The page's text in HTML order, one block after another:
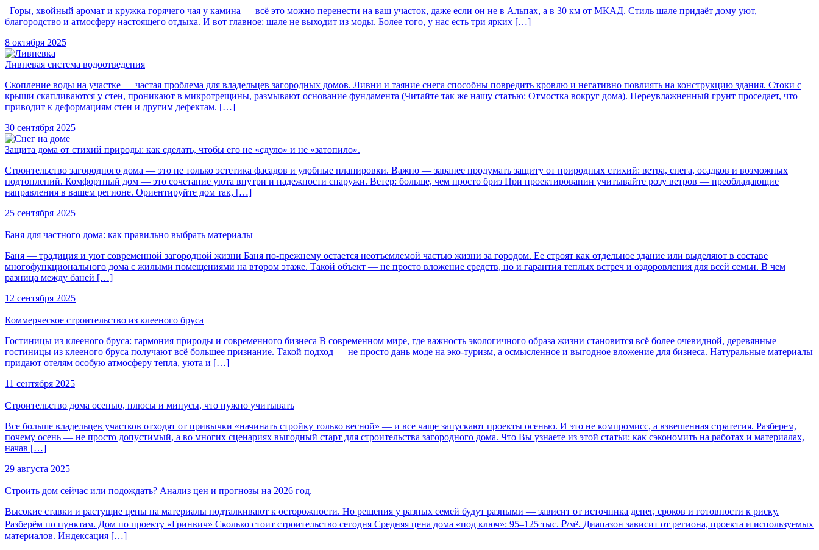
Горы, хвойный аромат и кружка горячего чая у камина — всё это можно перенести на ваш участок, даже если он не в Альпах, а в 30 км от МКАД. Стиль шале придаёт дому уют,
благородство и атмосферу настоящего отдыха. И вот главное: шале не выходит из моды. Более того, у нас есть три ярких […]
8 октября 2025
Ливневая система водоотведения
Скопление воды на участке — частая проблема для владельцев загородных домов. Ливни и таяние снега способны повредить кровлю и негативно повлиять на конструкцию здания. Стоки с
крыши скапливаются у стен, проникают в микротрещины, размывают основание фундамента (Читайте так же нашу статью: Отмостка вокруг дома). Переувлажненный грунт проседает, что
приводит к деформациям стен и другим дефектам. […]
30 сентября 2025
Защита дома от стихий природы: как сделать, чтобы его не «сдуло» и не «затопило».
Строительство загородного дома — это не только эстетика фасадов и удобные планировки. Важно — заранее продумать защиту от природных стихий: ветра, снега, осадков и возможных
подтоплений. Комфортный дом — это сочетание уюта внутри и надежности снаружи. Ветер: больше, чем просто бриз При проектировании учитывайте розу ветров — преобладающие
направления в вашем регионе. Ориентируйте дом так, […]
25 сентября 2025
Баня для частного дома: как правильно выбрать материалы
Баня — традиция и уют современной загородной жизни Баня по-прежнему остается неотъемлемой частью жизни за городом. Ее строят как отдельное здание или выделяют в составе
многофункционального дома с жилыми помещениями на втором этаже. Такой объект — не просто вложение средств, но и гарантия теплых встреч и оздоровления для всей семьи. В чем
разница между баней […]
12 сентября 2025
Коммерческое строительство из клееного бруса
Гостиницы из клееного бруса: гармония природы и современного бизнеса В современном мире, где важность экологичного образа жизни становится всё более очевидной, деревянные
гостиницы из клееного бруса получают всё большее признание. Такой подход — не просто дань моде на эко-туризм, а осмысленное и выгодное вложение для бизнеса. Натуральные материалы
придают отелям особую атмосферу тепла, уюта и […]
11 сентября 2025
Строительство дома осенью, плюсы и минусы, что нужно учитывать
Все больше владельцев участков отходят от привычки «начинать стройку только весной» — и все чаще запускают проекты осенью. И это не компромисс, а взвешенная стратегия. Разберем,
почему осень — не просто допустимый, а во многих сценариях выгодный старт для строительства загородного дома. Что Вы узнаете из этой статьи: как сэкономить на работах и материалах,
начав […]
29 августа 2025
Строить дом сейчас или подождать? Анализ цен и прогнозы на 2026 год.
Высокие ставки и растущие цены на материалы подталкивают к осторожности. Но решения у разных семей будут разными — зависит от источника денег, сроков и готовности к риску.
Разберём по пунктам. Дом по проекту «Гринвич» Сколько стоит строительство сегодня Средняя цена дома «под ключ»: 95–125 тыс. ₽/м². Диапазон зависит от региона, проекта и используемых
материалов. Индексация […]